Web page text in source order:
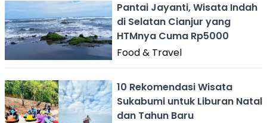
Pantai Jayanti, Wisata Indah
di Selatan Cianjur yang
HTMnya Cuma Rp5000
Food & Travel
10 Rekomendasi Wisata
Sukabumi untuk Liburan Natal
dan Tahun Baru